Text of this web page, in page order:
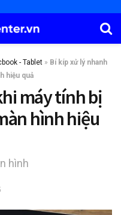
- Tablet » Bí kíp xử lý nhanh
hiệu quả
máy tính bị
hình hiệu
hình